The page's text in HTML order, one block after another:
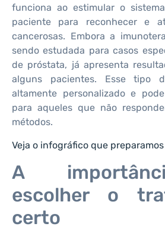
funciona ao estimular o
paciente para reconhecer e
cancerosas. Embora a
sendo estudada para casos
de próstata, já apresenta
alguns pacientes. Esse tipo
altamente personalizado e
para aqueles que não
métodos.
Veja o infográfico que
A
escolher o
certo